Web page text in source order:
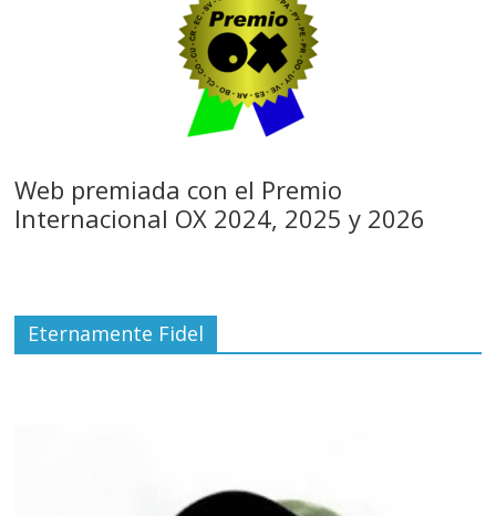
Web premiada con el Premio
Internacional OX 2024, 2025 y 2026
Eternamente Fidel